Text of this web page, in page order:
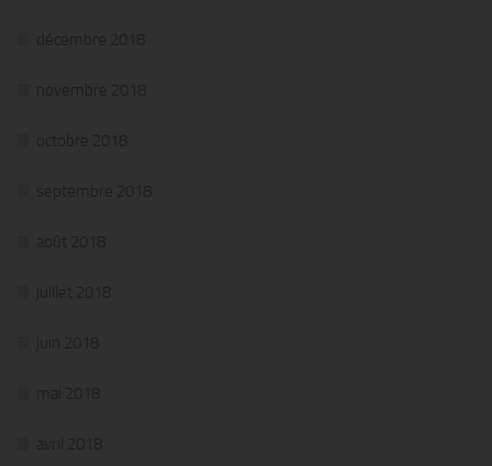
décembre 2018
novembre 2018
octobre 2018
septembre 2018
août 2018
juillet 2018
juin 2018
mai 2018
avril 2018